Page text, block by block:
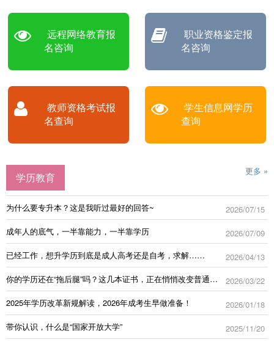
远程网络教育报
名咨询
职业资格鉴定报
名咨询
教师资格考试报
名查询
学生信息网学历
查询
学历教育 更多 »
为什么要专升本？这是我听过最好的回答~
2026/07/15
成年人的底气，一半靠能力，一半靠学历
2026/07/09
已经工作，想升学历到底是成人高考还是自考，求解……
2026/04/13
你的学历还在“拖后腿”吗？这几本证书，正在悄悄改变普通人的命运！
2026/03/22
2025年学历改革新规解读，2026年成考生早做准备！
2026/01/18
带你认识，什么是“国家开放大学”
2025/11/20